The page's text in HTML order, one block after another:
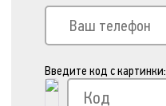
Введите код с картинки: